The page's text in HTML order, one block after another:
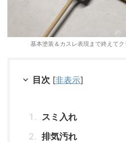
基本塗装＆カスレ表現まで終えて
目次 [非表示]
スミ入れ
排気汚れ